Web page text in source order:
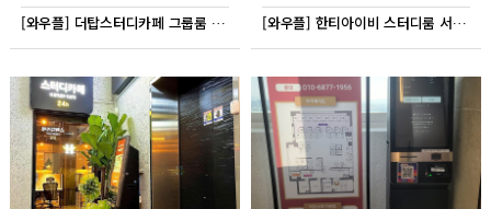
[와우플] 더탑스터디카페 그룹룸 서울 용산구
[와우플] 한티아이비 스터디룸 서울 대치동